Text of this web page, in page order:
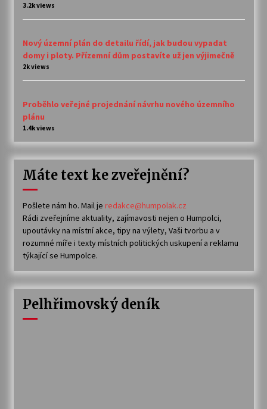
3.2k views
Nový územní plán do detailu řídí, jak budou vypadat
domy i ploty. Přízemní dům postavíte už jen výjimečně
2k views
Proběhlo veřejné projednání návrhu nového územního
plánu
1.4k views
Máte text ke zveřejnění?
Pošlete nám ho. Mail je redakce@humpolak.cz
Rádi zveřejníme aktuality, zajímavosti nejen o Humpolci,
upoutávky na místní akce, tipy na výlety, Vaši tvorbu a v
rozumné míře i texty místních politických uskupení a reklamu
týkající se Humpolce.
Pelhřimovský deník